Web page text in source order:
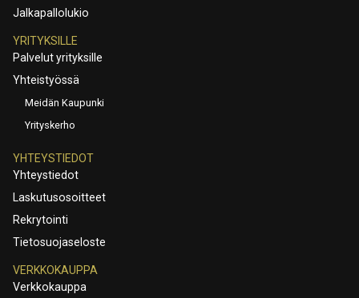
Jalkapallolukio
YRITYKSILLE
Palvelut yrityksille
Yhteistyössä
Meidän Kaupunki
Yrityskerho
YHTEYSTIEDOT
Yhteystiedot
Laskutusosoitteet
Rekrytointi
Tietosuojaseloste
VERKKOKAUPPA
Verkkokauppa